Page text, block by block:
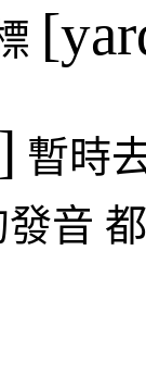
暫時
發音